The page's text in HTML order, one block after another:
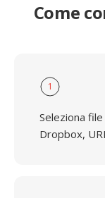
Come
1
Seleziona
Dropbox,